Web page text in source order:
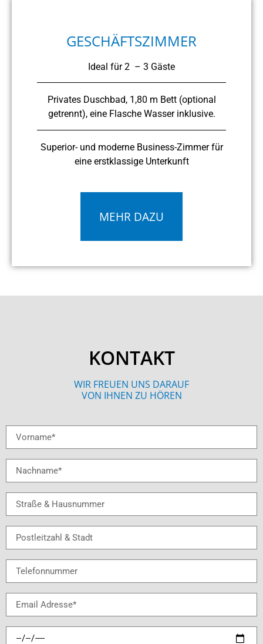
GESCHÄFTSZIMMER
Ideal für 2 – 3 Gäste
Privates Duschbad, 1,80 m Bett (optional
getrennt), eine Flasche Wasser inklusive.
Superior- und moderne Business-Zimmer für
eine erstklassige Unterkunft
MEHR DAZU
KONTAKT
WIR FREUEN UNS DARAUF
VON IHNEN ZU HÖREN